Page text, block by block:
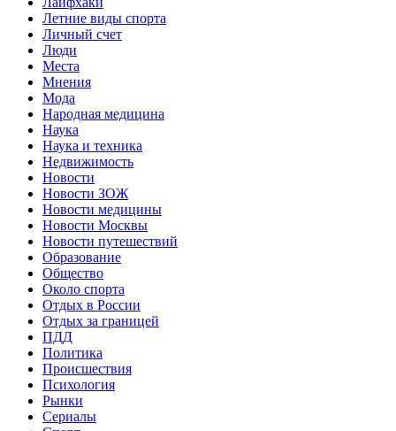
Летние виды спорта
Личный счет
Люди
Места
Мнения
Мода
Народная медицина
Наука
Наука и техника
Недвижимость
Новости
Новости ЗОЖ
Новости медицины
Новости Москвы
Новости путешествий
Образование
Общество
Около спорта
Отдых в России
Отдых за границей
ПДД
Политика
Происшествия
Психология
Рынки
Сериалы